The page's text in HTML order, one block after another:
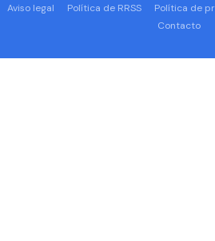
Aviso legal Política de RRSS Política de
Contacto